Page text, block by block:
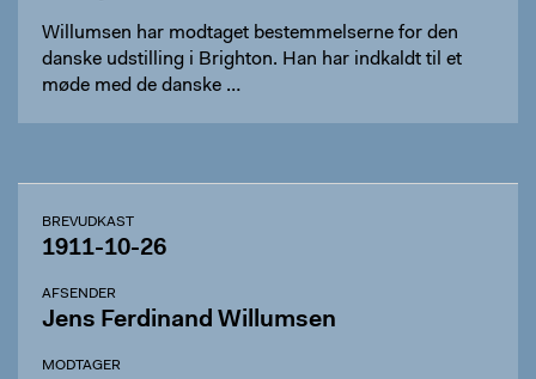
Willumsen har modtaget bestemmelserne for den
danske udstilling i Brighton. Han har indkaldt til et
møde med de danske …
BREVUDKAST
1911-10-26
AFSENDER
Jens Ferdinand Willumsen
MODTAGER